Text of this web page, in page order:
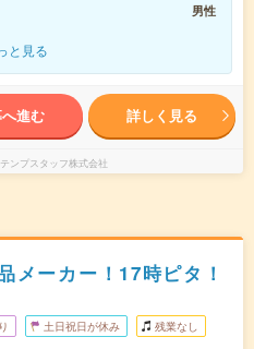
男性
と見る
進む 詳しく見る
ンプスタッフ株式会社
メーカー！17時ピタ！
土日祝日が休み 残業なし